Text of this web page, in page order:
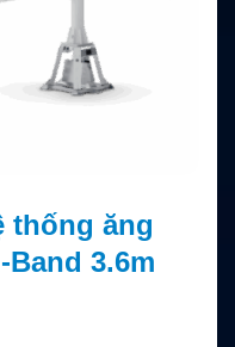
thống ăng
3.6m